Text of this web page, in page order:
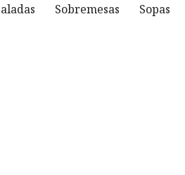
Sobremesas Sopas